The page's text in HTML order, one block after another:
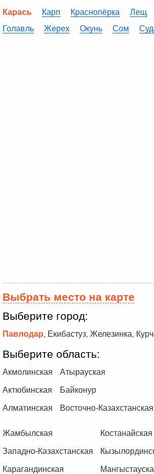
Карась Карп Краснопёрка Лещ
Голавль
Жерех Окунь Сом
Выбрать место на карте
Выберите город:
Павлодар Екибастуз Железинка
Выберите область:
Акмолинская
Актюбинская
Алматинская
Атырауская
Байконур
Восточно-Казахстанская
Жамбылская
Западно-Казахстанская
Карагандинская
Костанайская